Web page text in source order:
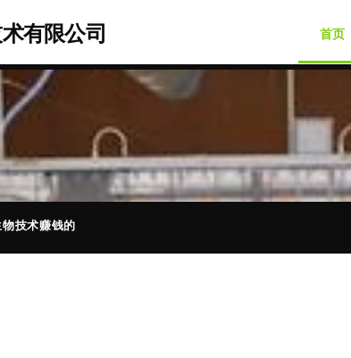
有限公司 首页
技术赚钱的